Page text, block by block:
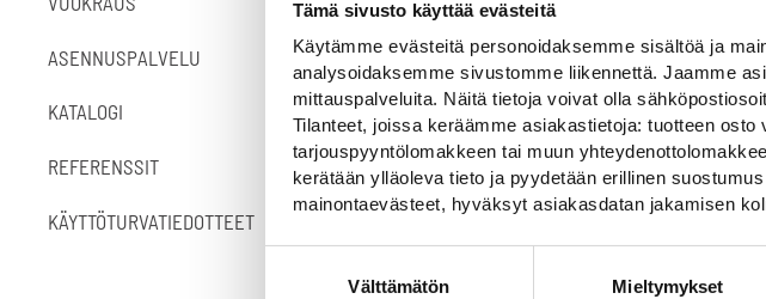
Tämä sivusto käyttää evästeitä
Käytämme evästeitä personoidaksemme sisältöä ja
analysoidaksemme sivustomme liikennettä. Jaamme
mittauspalveluita. Näitä tietoja voivat olla
Tilanteet, joissa keräämme asiakastietoja: tuotteen
tarjouspyyntölomakkeen tai muun
kerätään ylläoleva tieto ja pyydetään erillinen
mainontaevästeet, hyväksyt asiakasdatan jakamisen
Välttämätön Mieltymykset
ASENNUSPALVELU
KATALOGI
REFERENSSIT
KÄYTTÖTURVATIEDOTTEET